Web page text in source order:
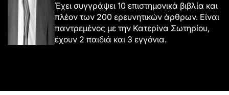
Έχει συγγράψει 10 επιστημονικά βιβλία και
πλέον των 200 ερευνητικών άρθρων. Είναι
παντρεμένος με την Κατερίνα Σωτηρίου,
έχουν 2 παιδιά και 3 εγγόνια.